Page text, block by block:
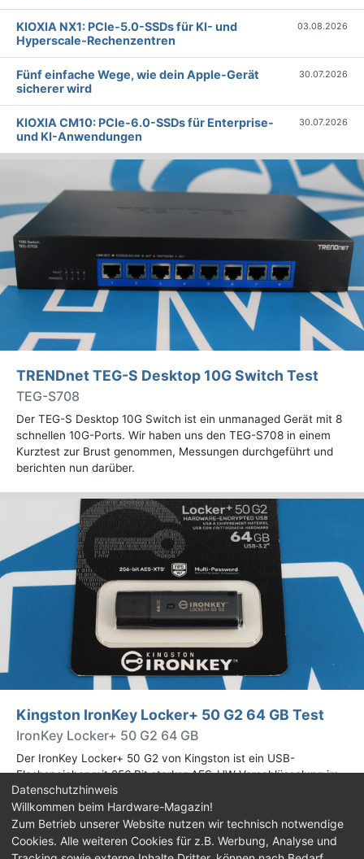
KIOXIA NX1: PCIe-5.0-SSDs für KI- und
Hyperscale-Rechenzentren
03.08.2026
Fünf einfache Wege, wie dein Apple-Gerät
sicherer wird
30.07.2026
KIOXIA CM10: PCIe-6.0-SSDs für Enterprise-
und KI-Anwendungen
30.07.2026
TRENDnet TEG-S Desktop 10G Switch Test
TEG-S708
Der TEG-S Desktop 10G Switch ist ein unmanaged Gerät mit 8
schnellen 10G-Ports. Wir haben uns den TEG-S708 in einem
Kurztest zur Brust genommen, Messungen durchgeführt und
berichten nun darüber.
Kingston IronKey Locker+ 50 G2 64 GB Test
IronKey Locker+ 50 G2 64 GB
Der IronKey Locker+ 50 G2 von Kingston ist ein USB-
Flashspeicher mit 256 Bit starker AES-HW-Verschlüsselung im
XTS-Modus. Wir haben das 64-GB-Modell im Praxistest
genauer begutachtet.
Datenschutzhinweis
Willkommen beim Hardware-Magazin!
Zum Betrieb unserer Website nutzen wir technisch notwendige
Cookies. Alle weiteren Cookies für z.B. Werbung, Analyse und